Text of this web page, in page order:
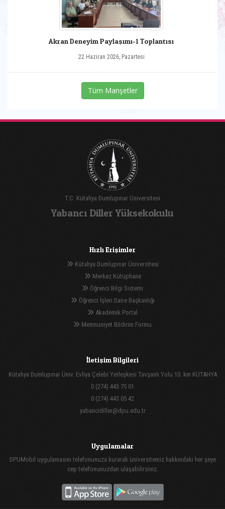
Akran Deneyim Paylaşımı-1 Toplantısı
22 Haziran 2026, Pazartesi
Tüm Manşetler
T.C. Kütahya Dumlupınar Üniversitesi
Yabancı Diller Yüksekokulu
Hızlı Erişimler
Kütahya Dumlupınar Üniversitesi
Merkez Kütüphane
Öğrenci Bilgi Sistemi
Öğrenci İşleri Daire Başkanlığı
Akademik Portal
Memnuniyet Bildirim Formu
İletişim Bilgileri
Kütahya Dumlupınar Üniv. Evliya Çelebi Yerleşkesi Tavşanlı Yolu 10. km KÜTAHYA
0 (274) 443 75 01
0 (274) 443 05 42
yabancidiller@dpu.edu.tr
Uygulamalar
DPUMobil uygulamasını telefonunuza kurarak üniversitemiz hakkındaki her şeye
cep telefonunuzdan ulaşabilirsiniz.